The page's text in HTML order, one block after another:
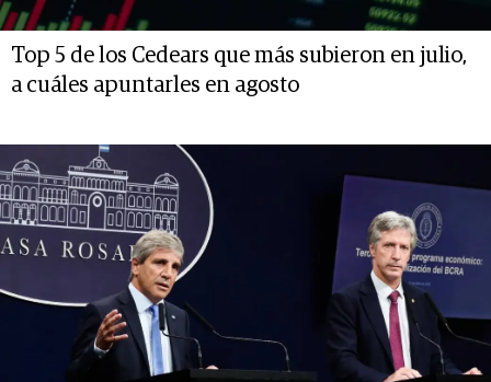
Top 5 de los Cedears que más subieron en julio,
a cuáles apuntarles en agosto